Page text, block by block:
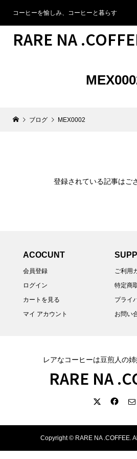
コーヒーを愉しみ、コーヒーと暮らす
RARE NA
ブログ MEX0002
登録されている記事はご
ACOCUNT
会員登録
ログイン
カートを見る
マイ アカウント
ご利用
特定商
プライ
お問い
レアなコーヒーは豆煎人の姉
RARE NA
Copyright ©RARE NA .COFFEE.